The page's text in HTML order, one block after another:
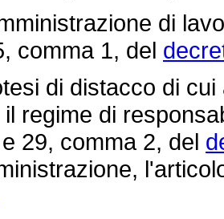
di
comma 1, del
di distacco di cui
regime di
29, comma 2, del